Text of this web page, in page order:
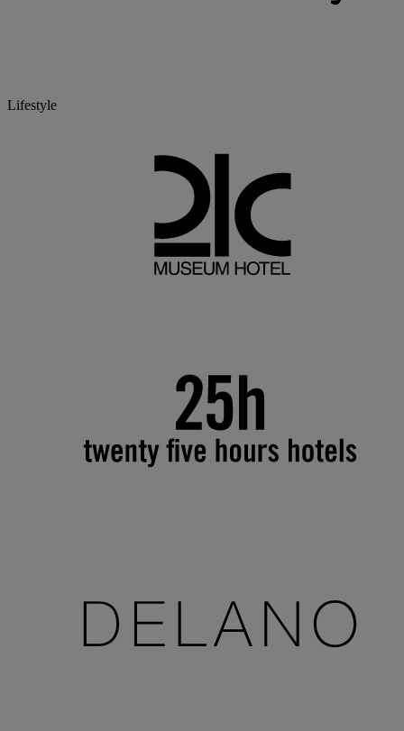
Lifestyle